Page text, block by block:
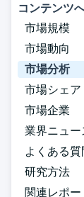
コンテンツ
市場規模
市場動向
市場分析
市場シェア
市場企業
業界ニュー
よくある質
研究方法
関連レポー